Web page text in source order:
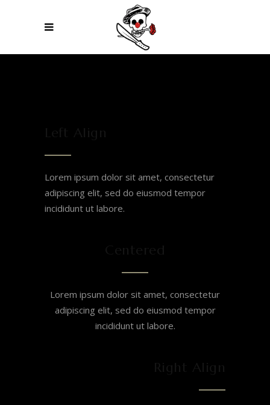
Lorem ipsum dolor sit amet, consectetur
adipiscing elit, sed do eiusmod tempor
incididunt ut labore.
Lorem ipsum dolor sit amet, consectetur
adipiscing elit, sed do eiusmod tempor
incididunt ut labore.